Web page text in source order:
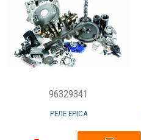
96329341
РЕЛЕ EPICA